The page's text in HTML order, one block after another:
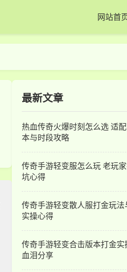
网站首
最新文章
热血传奇火爆时刻怎么选 适
本与时段攻略
传奇手游轻变服怎么玩 老玩
坑心得
传奇手游轻变散人服打金玩法
实操心得
传奇手游轻变合击版本打金实
血泪分享